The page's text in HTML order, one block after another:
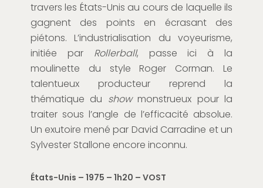
travers les États-Unis au cours de laquelle ils
gagnent des points en écrasant des
piétons. L’industrialisation du voyeurisme,
initiée par Rollerball, passe ici à la
moulinette du style Roger Corman. Le
talentueux producteur reprend la
thématique du showmonstrueux pour la
traiter sous l’angle de l’efficacité absolue.
Un exutoire mené par David Carradine et un
Sylvester Stallone encore inconnu.
États-Unis – 1975 – 1h20 – VOST